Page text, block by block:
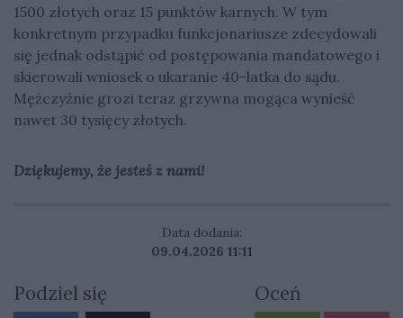
1500 złotych oraz 15 punktów karnych. W tym
konkretnym przypadku funkcjonariusze zdecydowali
się jednak odstąpić od postępowania mandatowego i
skierowali wniosek o ukaranie 40-latka do sądu.
Mężczyźnie grozi teraz grzywna mogąca wynieść
nawet 30 tysięcy złotych.
Dziękujemy, że jesteś z nami!
Data dodania:
09.04.2026 11:11
Podziel się Oceń